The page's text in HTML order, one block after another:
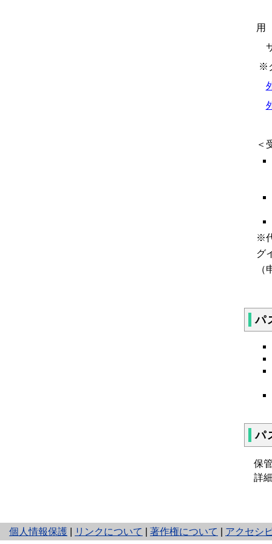
用
※
＜
※
グ
（
パ
パ
保
詳
個人情報保護
と
リンクについて 著作権について アクセシ